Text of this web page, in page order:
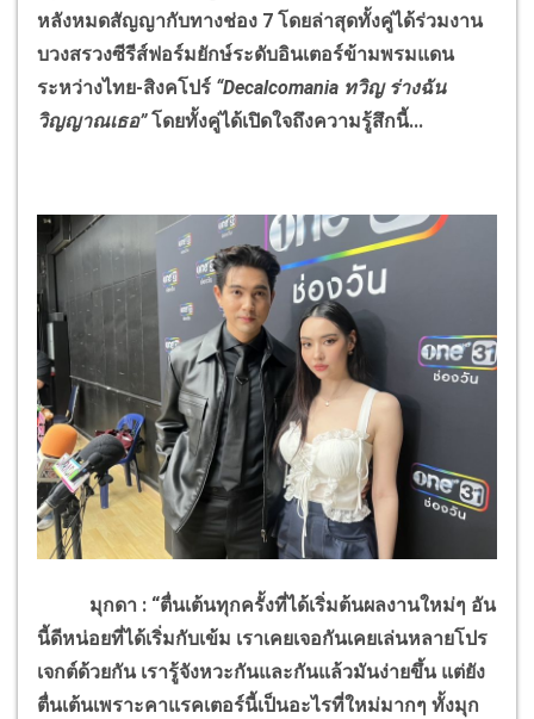
หลังหมดสัญญากับทางช่อง 7 โดยล่าสุดทั้งคู่ได้ร่วมงาน
บวงสรวงซีรีส์ฟอร์มยักษ์ระดับอินเตอร์ข้ามพรมแดน
ระหว่างไทย-สิงคโปร์ “Decalcomania ทวิญ ร่างฉัน
วิญญาณเธอ” โดยทั้งคู่ได้เปิดใจถึงความรู้สึกนี้...
มุกดา : “ตื่นเต้นทุกครั้งที่ได้เริ่มต้นผลงานใหม่ๆ อัน
นี้ดีหน่อยที่ได้เริ่มกับเข้ม เราเคยเจอกันเคยเล่นหลายโปร
เจกต์ด้วยกัน เรารู้จังหวะกันและกันแล้วมันง่ายขึ้น แต่ยัง
ตื่นเต้นเพราะคาแรคเตอร์นี้เป็นอะไรที่ใหม่มากๆ ทั้งมุก